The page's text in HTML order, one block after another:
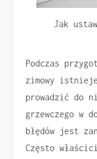
Jak
Podczas
zimowy
prowadzić do
grzewczego w
błędów jest
Często